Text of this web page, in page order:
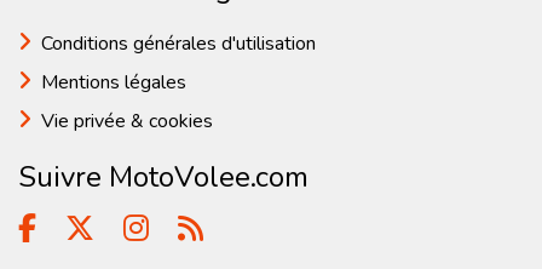
Conditions générales d'utilisation
Mentions légales
Vie privée & cookies
Suivre MotoVolee.com